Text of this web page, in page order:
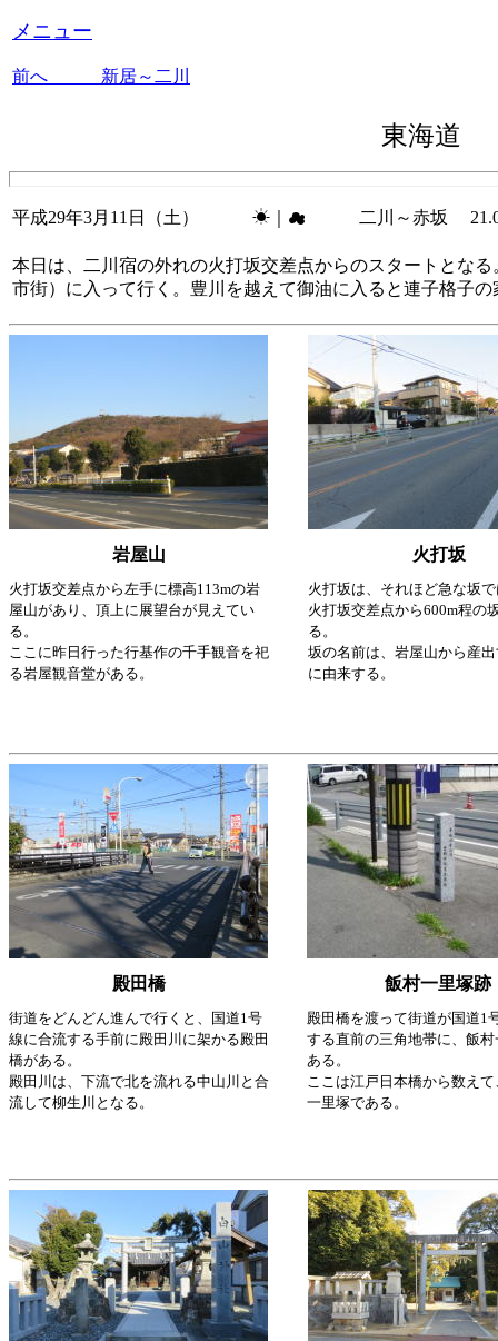
メニュー
前へ 新居～二川
東海道
平成29年3月11日（土） ☀｜☁ 二川～赤坂
本日は、二川宿の外れの火打坂交差点からのスタートとな
市街）に入って行く。豊川を越えて御油に入ると連子格子
岩屋山 火打坂
火打坂交差点から左手に標高113mの岩
屋山があり、頂上に展望台が見えてい
る。
ここに昨日行った行基作の千手観音を祀
る岩屋観音堂がある。
火打坂は、それほど急な坂
火打坂交差点から600m程の
る。
坂の名前は、岩屋山から産
に由来する。
殿田橋 飯村一里塚跡
街道をどんどん進んで行くと、国道1号
線に合流する手前に殿田川に架かる殿田
橋がある。
殿田川は、下流で北を流れる中山川と合
流して柳生川となる。
殿田橋を渡って街道が国道1
する直前の三角地帯に、飯
ある。
ここは江戸日本橋から数え
一里塚である。